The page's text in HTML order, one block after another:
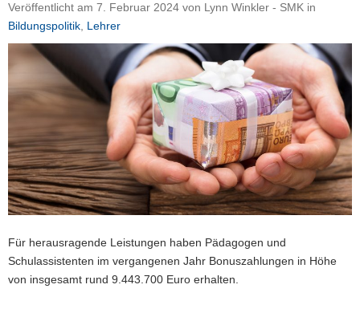
a
g
a
t
i
n
Veröffentlicht am 7. Februar 2024 von Lynn Winkler - SMK in
Bildungspolitik Lehrer
Für herausragende Leistungen haben Pädagogen und
Schulassistenten im vergangenen Jahr Bonuszahlungen in Höhe
von insgesamt rund 9.443.700 Euro erhalten.